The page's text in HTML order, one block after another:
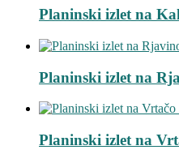
Planinski izlet na
Planinski izlet na
Planinski izlet na